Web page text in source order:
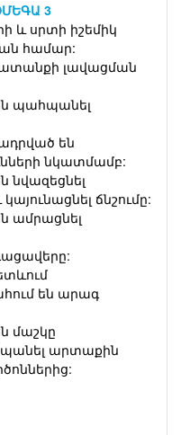
3
և սրտի իշեմիկ
համար:
լավացման
պահպանել
են
նկատմամբ:
նվազեցնել
ճնշումը:
ամրացնել
են արագ
մաշկը
արտաքին